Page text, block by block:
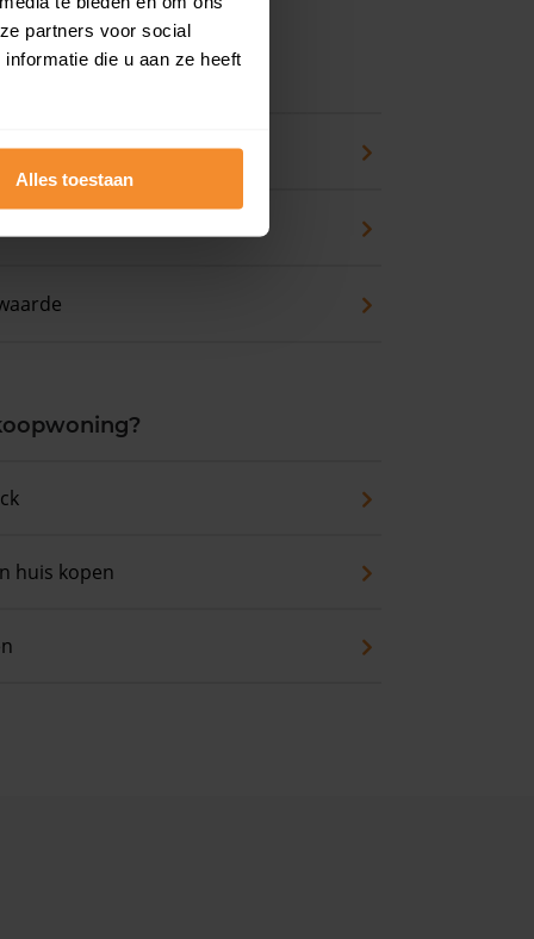
partners voor social
die u aan ze heeft
Alles toestaan
huis kopen